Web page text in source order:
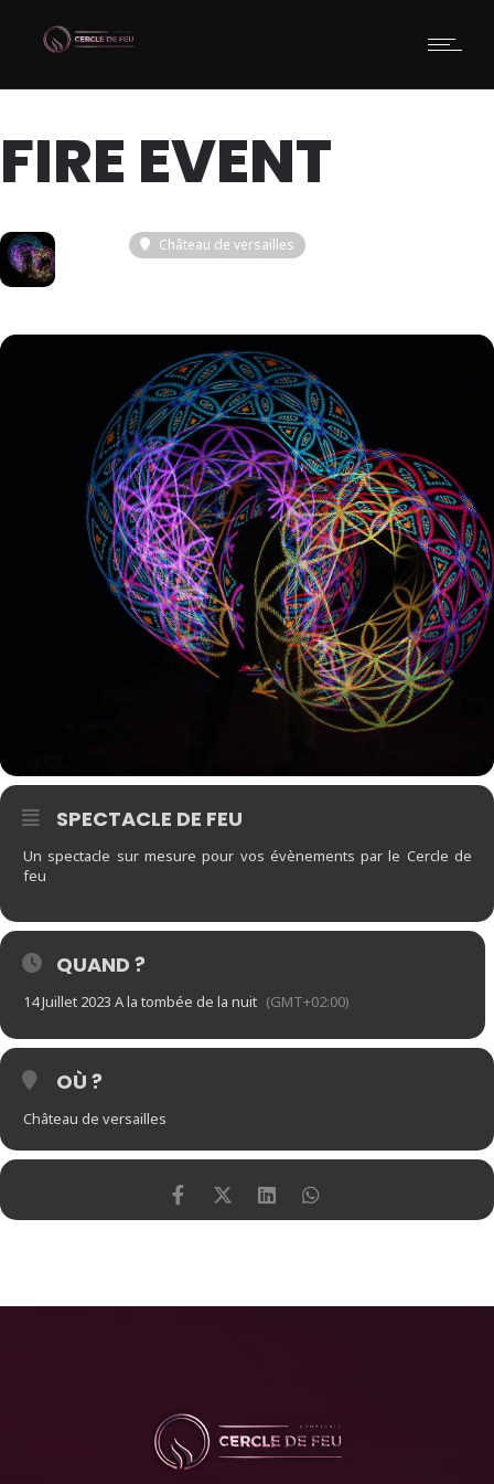
FIRE EVENT
Château de versailles
SPECTACLE DE FEU
Un spectacle sur mesure pour vos évènements par le Cercle de
feu
QUAND ?
14 Juillet 2023 A la tombée de la nuit (GMT+02:00)
OÙ ?
Château de versailles